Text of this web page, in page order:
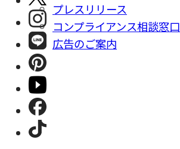
プレスリリース
コンプライアンス相談窓⼝
広告のご案内